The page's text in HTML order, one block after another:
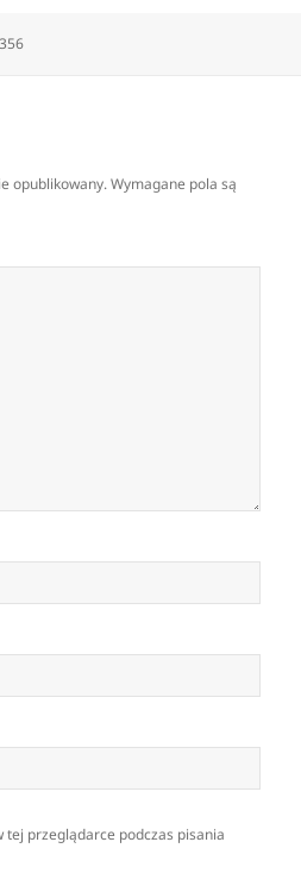
opublikowany. Wymagane pola są
tej przeglądarce podczas pisania